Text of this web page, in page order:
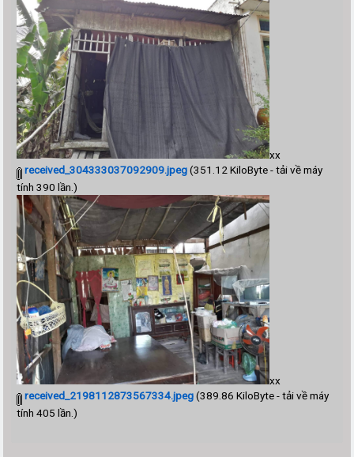
xx
received_304333037092909.jpeg(351.12 KiloByte - tải về máy
tính 390 lần.)
xx
received_2198112873567334.jpeg(389.86 KiloByte - tải về máy
tính 405 lần.)